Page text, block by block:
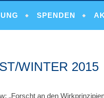
SPENDEN
WINTER 2015
„Forscht an den